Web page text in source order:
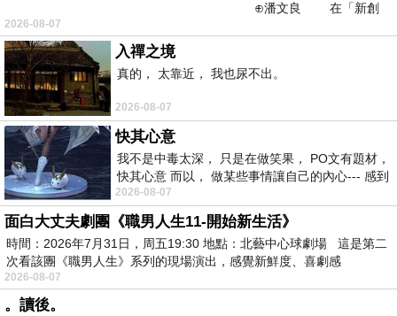
⊕潘文良 在「新創
之谷」裡——
2026-08-07
入禪之境
真的， 太靠近， 我也尿不出。
2026-08-07
快其心意
我不是中毒太深， 只是在做笑果， PO文有題材，
快其心意 而以， 做某些事情讓自己的內心--- 感到
愉快。
2026-08-07
面白大丈夫劇團《職男人生11-開始新生活》
時間：2026年7月31日，周五19:30 地點：北藝中心球劇場 這是第二
次看該團《職男人生》系列的現場演出，感覺新鮮度、喜劇感
2026-08-07
。讀後。